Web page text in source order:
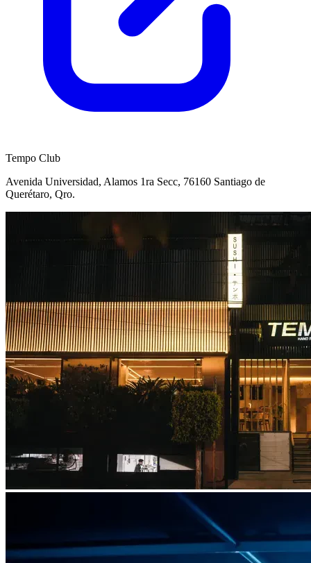
Tempo Club
Avenida Universidad, Alamos 1ra Secc, 76160 Santiago de
Querétaro, Qro.